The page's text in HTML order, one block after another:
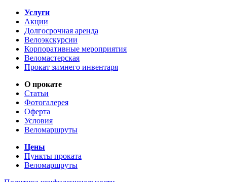
Услуги
Акции
Долгосрочная аренда
Велоэкскурсии
Корпоративные мероприятия
Веломастерская
Прокат зимнего инвентаря
О прокате
Статьи
Фотогалерея
Оферта
Условия
Веломаршруты
Цены
Пункты проката
Веломаршруты